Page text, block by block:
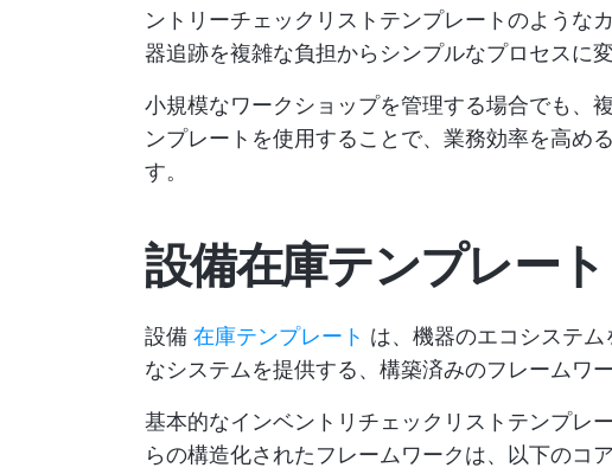
ントリーチェックリストテンプレートのような
器追跡を複雑な負担からシンプルなプロセスに
小規模なワークショップを管理する場合でも、
ンプレートを使用することで、業務効率を高め
す。
設備在庫テンプレー
設備 在庫テンプレート は、機器のエコシステ
なシステムを提供する、構築済みのフレームワー
基本的なインベントリチェックリストテンプレ
らの構造化されたフレームワークは、以下のコ